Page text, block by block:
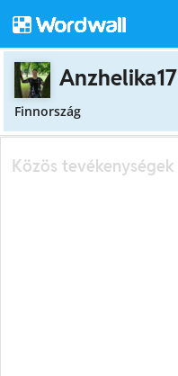
Anzhelika17
Finnország
Közös tevékenységek